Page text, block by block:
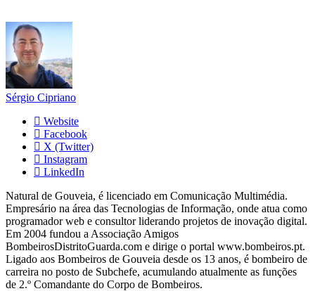
Sérgio Cipriano
Website
Facebook
X (Twitter)
Instagram
LinkedIn
Natural de Gouveia, é licenciado em Comunicação Multimédia.
Empresário na área das Tecnologias de Informação, onde atua como
programador web e consultor liderando projetos de inovação digital.
Em 2004 fundou a Associação Amigos
BombeirosDistritoGuarda.com e dirige o portal www.bombeiros.pt.
Ligado aos Bombeiros de Gouveia desde os 13 anos, é bombeiro de
carreira no posto de Subchefe, acumulando atualmente as funções
de 2.º Comandante do Corpo de Bombeiros.